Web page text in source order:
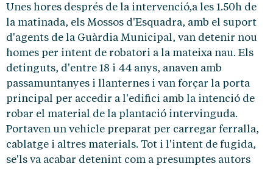
Unes hores després de la intervenció,a les 1.50h de
la matinada, els Mossos d'Esquadra, amb el suport
d'agents de la Guàrdia Municipal, van detenir nou
homes per intent de robatori a la mateixa nau. Els
detinguts, d'entre 18 i 44 anys, anaven amb
passamuntanyes i llanternes i van forçar la porta
principal per accedir a l'edifici amb la intenció de
robar el material de la plantació intervinguda.
Portaven un vehicle preparat per carregar ferralla,
cablatge i altres materials. Tot i l'intent de fugida,
se'ls va acabar detenint com a presumptes autors